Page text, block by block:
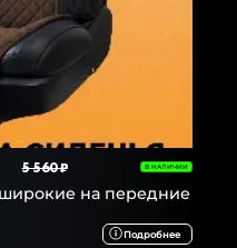
5 560 ₽ В НАЛИЧИИ
на передние
Подробнее